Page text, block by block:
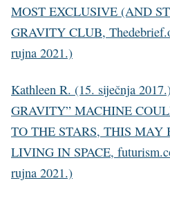
MOST EXCLUSIVE (AND
GRAVITY CLUB,
rujna 2021.)
Kathleen R. (15. siječnja
GRAVITY” MACHINE
TO THE STARS, THIS MAY
LIVING IN SPACE,
rujna 2021.)